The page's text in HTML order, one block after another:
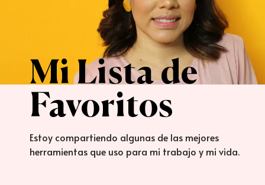
Mi Lista de
Favoritos
Estoy compartiendo algunas de las mejores
herramientas que uso para mi trabajo y mi vida.